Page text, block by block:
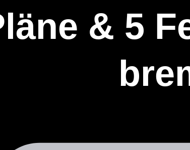
& 5